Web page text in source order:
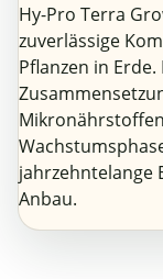
Hy-Pro Terra
zuverlässige
Pflanzen in
jahrzehntelange
Anbau.